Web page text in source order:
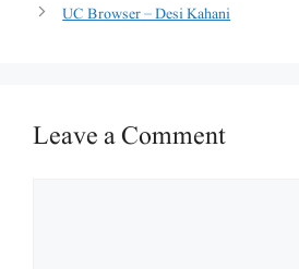
UC Browser – Desi Kahani
Leave a Comment